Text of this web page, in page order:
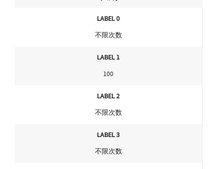
LABEL 0
不限次数
LABEL 1
100
LABEL 2
不限次数
LABEL 3
不限次数